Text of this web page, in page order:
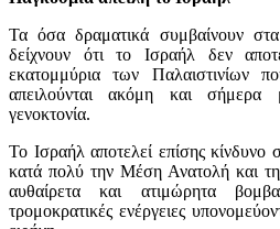
Τα όσα δραματικά συμβαίνουν στα
δείχνουν ότι το Ισραήλ δεν
εκατομμύρια των Παλαιστινίων
απειλούνται ακόμη και
γενοκτονία.
Το Ισραήλ αποτελεί επίσης κίνδυνο
κατά πολύ την Μέση Ανατολή και
αυθαίρετα και ατιμώρητα
τρομοκρατικές ενέργειες